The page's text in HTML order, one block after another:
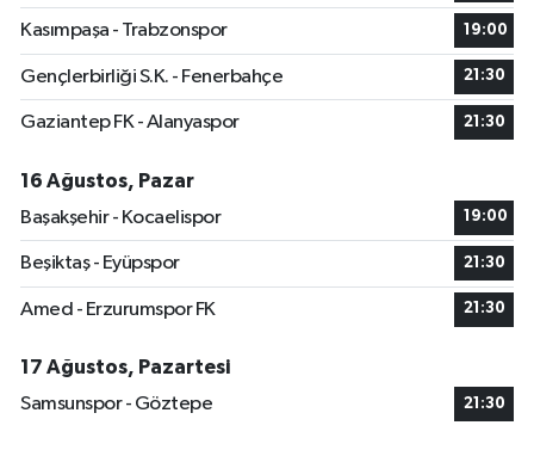
Kasımpaşa - Trabzonspor 19:00
Gençlerbirliği S.K. - Fenerbahçe 21:30
Gaziantep FK - Alanyaspor 21:30
16 Ağustos, Pazar
Başakşehir - Kocaelispor
19:00
Beşiktaş - Eyüpspor 21:30
Amed - Erzurumspor FK 21:30
17 Ağustos, Pazartesi
Samsunspor - Göztepe
21:30